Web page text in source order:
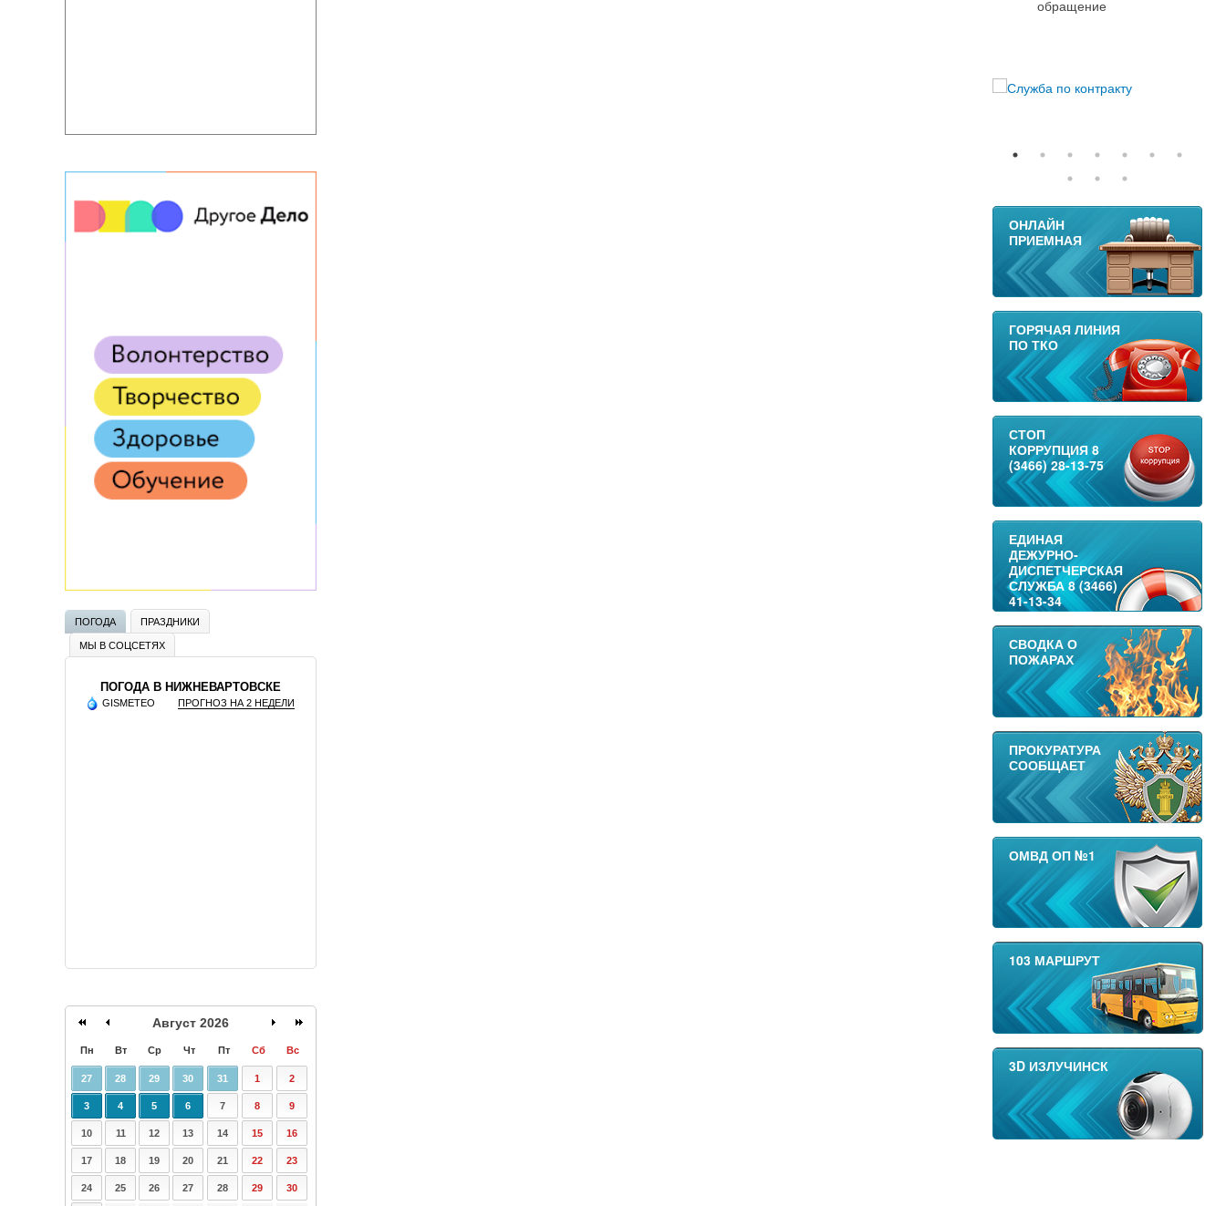
ПОГОДА
ПРАЗДНИКИ
МЫ В СОЦСЕТЯХ
ПОГОДА В НИЖНЕВАРТОВСКЕ
GISMETEO ПРОГНОЗ НА 2 НЕДЕЛИ
Август 2026
Пн Вт Ср Чт Пт Сб Вс
27 28 29 30 31 1 2
3 4 5 6 7 8 9
10 11 12 13 14 15 16
17 18 19 20 21 22 23
24 25 26 27 28 29 30
обращение
11
ОНЛАЙН
ПРИЕМНАЯ
ГОРЯЧАЯ ЛИНИЯ
ПО ТКО
СТОП
КОРРУПЦИЯ 8
(3466) 28-13-75
ЕДИНАЯ
ДЕЖУРНО-
ДИСПЕТЧЕРСКАЯ
СЛУЖБА 8 (3466)
41-13-34
СВОДКА О
ПОЖАРАХ
ПРОКУРАТУРА
СООБЩАЕТ
ОМВД ОП №1
103 МАРШРУТ
3D ИЗЛУЧИНСК